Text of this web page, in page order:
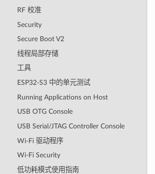
RF 校准
Security
Secure Boot V2
线程局部存储
工具
ESP32-S3 中的单元测试
Running Applications on Host
USB OTG Console
USB Serial/JTAG Controller Console
Wi-Fi 驱动程序
Wi-Fi Security
低功耗模式使用指南